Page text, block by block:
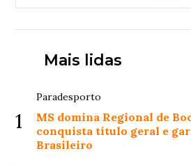
Mais lidas
1
Paradesporto
MS domina Regional de
conquista título geral e
Brasileiro